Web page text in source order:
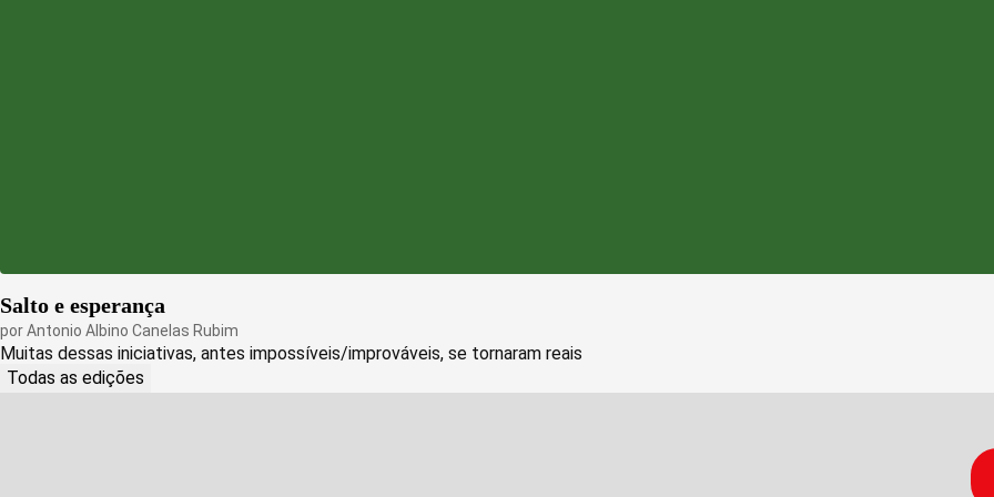
Salto e esperança
porAntonio Albino Canelas Rubim
Muitas dessas iniciativas, antes impossíveis/improváveis, se tornaram reais
Todas as edições